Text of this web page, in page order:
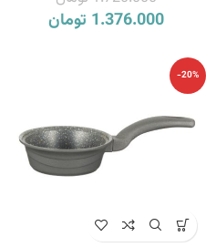
1.376.000 تومان
-20%